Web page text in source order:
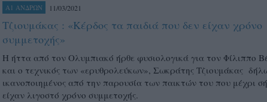
Α1 ΑΝΔΡΩΝ 11/03/2021
Τζιουμάκας : «Κέρδος τα παιδιά που δεν είχαν χρόνο
συμμετοχής»
Η ήττα από τον Ολυμπιακό ήρθε φυσιολογικά για τον Φίλιππο
και ο τεχνικός των «ερυθρολεύκων», Σωκράτης Τζιουμάκας
ικανοποιημένος από την παρουσία των παικτών του που μέχρι
είχαν λιγοστό χρόνο συμμετοχής.